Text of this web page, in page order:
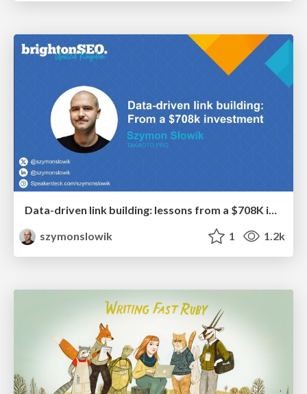
Data-driven link building: lessons from a $708K investment (BrightonSEO talk)
szymonslowik
1 1.2k